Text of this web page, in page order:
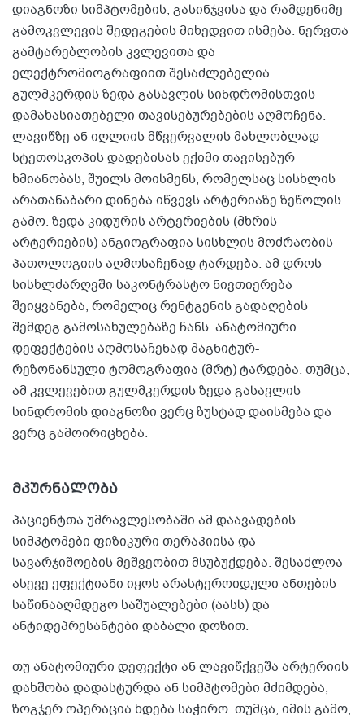
დიაგნოზი სიმპტომების, გასინჯვისა და რამდენიმე
გამოკვლევის შედეგების მიხედვით ისმება. ნერვთა
გამტარებლობის კვლევითა და
ელექტრომიოგრაფიით შესაძლებელია
გულმკერდის ზედა გასავლის სინდრომისთვის
დამახასიათებელი თავისებურებების აღმოჩენა.
ლავიწზე ან იღლიის მწვერვალის მახლობლად
სტეთოსკოპის დადებისას ექიმი თავისებურ
ხმიანობას, შუილს მოისმენს, რომელსაც სისხლის
არათანაბარი დინება იწვევს არტერიაზე ზეწოლის
გამო. ზედა კიდურის არტერიების (მხრის
არტერიების) ანგიოგრაფია სისხლის მოძრაობის
პათოლოგიის აღმოსაჩენად ტარდება. ამ დროს
სისხლძარღვში საკონტრასტო ნივთიერება
შეიყვანება, რომელიც რენტგენის გადაღების
შემდეგ გამოსახულებაზე ჩანს. ანატომიური
დეფექტების აღმოსაჩენად მაგნიტურ-
რეზონანსული ტომოგრაფია (მრტ) ტარდება. თუმცა,
ამ კვლევებით გულმკერდის ზედა გასავლის
სინდრომის დიაგნოზი ვერც ზუსტად დაისმება და
ვერც გამოირიცხება.
მკურნალობა
პაციენტთა უმრავლესობაში ამ დაავადების
სიმპტომები ფიზიკური თერაპიისა და
სავარჯიშოების მეშვეობით მსუბუქდება. შესაძლოა
ასევე ეფექტიანი იყოს არასტეროიდული ანთების
საწინააღმდეგო საშუალებები (აასს) და
ანტიდეპრესანტები დაბალი დოზით.
თუ ანატომიური დეფექტი ან ლავიწქვეშა არტერიის
დახშობა დადასტურდა ან სიმპტომები მძიმდება,
ზოგჯერ ოპერაცია ხდება საჭირო. თუმცა, იმის გამო,